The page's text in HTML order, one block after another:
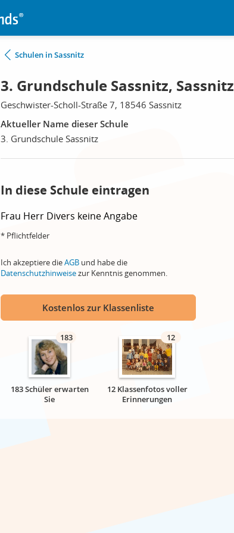
Schulen in Sassnitz
3. Grundschule Sassnitz, Sassnitz
Geschwister-Scholl-Straße 7, 18546 Sassnitz
Aktueller Name dieser Schule
3. Grundschule Sassnitz
In diese Schule eintragen
Frau Herr Divers keine Angabe
* Pflichtfelder
Ich akzeptiere dieAGB und habe die
Datenschutzhinweisezur Kenntnis genommen.
Kostenlos zur Klassenliste
183
183 Schüler erwarten
Sie
12
12 Klassenfotos voller
Erinnerungen